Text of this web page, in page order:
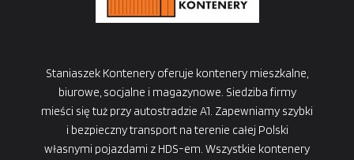
Staniaszek Kontenery oferuje kontenery mieszkalne,
biurowe, socjalne i magazynowe. Siedziba firmy
mieści się tuż przy autostradzie A1. Zapewniamy szybki
i bezpieczny transport na terenie całej Polski
własnymi pojazdami z HDS-em. Wszystkie kontenery